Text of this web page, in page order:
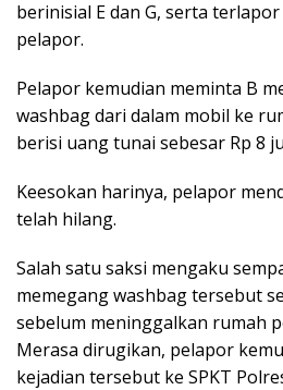
berinisial E dan G, serta
pelapor.
Pelapor kemudian meminta B
washbag dari dalam mobil ke
berisi uang tunai sebesar Rp 8
Keesokan harinya, pelapor
telah hilang.
Salah satu saksi mengaku
memegang washbag tersebut
sebelum meninggalkan rumah
Merasa dirugikan, pelapor
kejadian tersebut ke SPKT